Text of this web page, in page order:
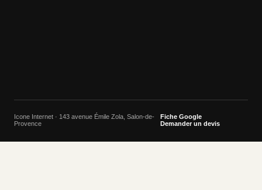
Icone Internet · 143 avenue Émile Zola, Salon-de-
Provence
Fiche Google
Demander un devis